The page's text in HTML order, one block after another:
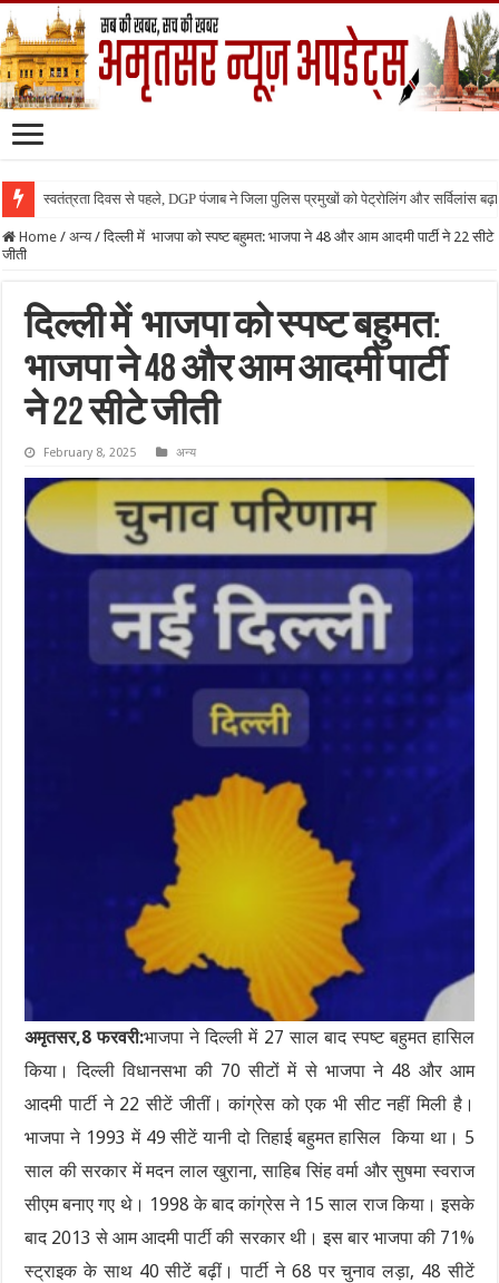
स्वतंत्रता दिवस से पहले, DGP पंजाब ने जिला पुलिस प्रमुखों को पेट्रोलिंग और सर्विलांस
Home / अन्य / दिल्ली में भाजपा को स्पष्ट बहुमत: भाजपा ने 48 और आम आदमी पार्टी ने 22 सीटे
जीती
दिल्ली में भाजपा को स्पष्ट बहुमत:
भाजपा ने 48 और आम आदमी पार्टी
ने 22 सीटे जीती
February 8, 2025 अन्य
अमृतसर,8 फरवरी:भाजपा ने दिल्ली में 27 साल बाद स्पष्ट बहुमत हासिल
किया। दिल्ली विधानसभा की 70 सीटों में से भाजपा ने 48 और आम
आदमी पार्टी ने 22 सीटें जीतीं। कांग्रेस को एक भी सीट नहीं मिली है।
भाजपा ने 1993 में 49 सीटें यानी दो तिहाई बहुमत हासिल किया था। 5
साल की सरकार में मदन लाल खुराना, साहिब सिंह वर्मा और सुषमा स्वराज
सीएम बनाए गए थे। 1998 के बाद कांग्रेस ने 15 साल राज किया। इसके
बाद 2013 से आम आदमी पार्टी की सरकार थी। इस बार भाजपा की 71%
स्ट्राइक के साथ 40 सीटें बढ़ीं। पार्टी ने 68 पर चुनाव लड़ा, 48 सीटें